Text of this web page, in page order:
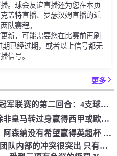
。球会友谊直播还为您在本页
盖特直播、罗瑟汉姆直播的近
队赛程。
新，可能需要您在比赛前再刷
已经过期，或者以上信号都无
信号。
更多
没有逆转？ DeepSeek预测冠军联赛的第二回合：4支球队在第一回合中获胜 枪手输了
有奇迹吗？西班牙媒体：除非皇马转过身赢得西甲或欧洲冠军
放弃联赛并赶到冠军联赛？阿森纳没有希望赢得英超杯 赢得欧洲冠军的可能性
Choi Kang-Hee失去了控制 团队内部的冲突很突出 只有一个人可以从水火中拯救崔孔